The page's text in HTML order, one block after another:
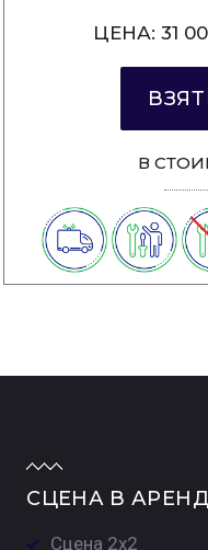
ЦЕНА: 31
В
СЦЕНА В
Сцена 2х2